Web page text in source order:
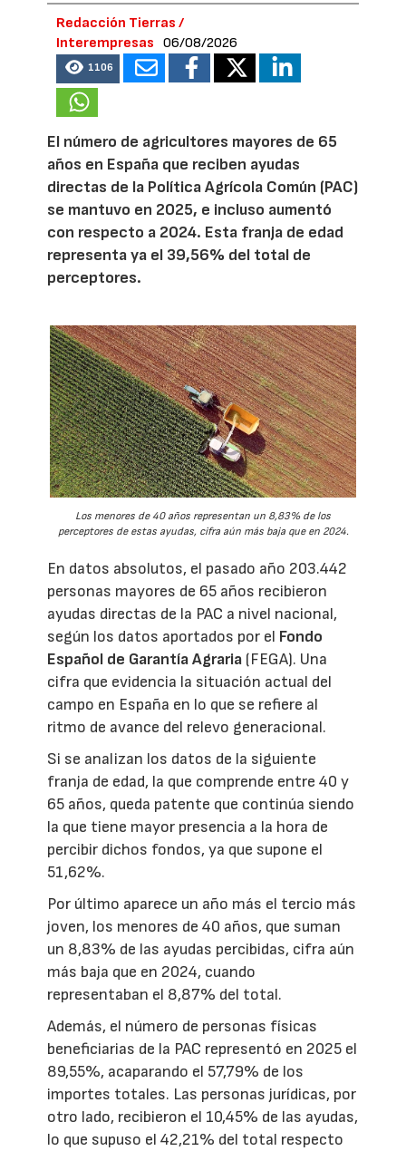
Redacción Tierras /
Interempresas
06/08/2026
1106
El número de agricultores mayores de 65
años en España que reciben ayudas
directas de la Política Agrícola Común (PAC)
se mantuvo en 2025, e incluso aumentó
con respecto a 2024. Esta franja de edad
representa ya el 39,56% del total de
perceptores.
Los menores de 40 años representan un 8,83% de los
perceptores de estas ayudas, cifra aún más baja que en 2024.
En datos absolutos, el pasado año 203.442
personas mayores de 65 años recibieron
ayudas directas de la PAC a nivel nacional,
según los datos aportados por el Fondo
Español de Garantía Agraria (FEGA). Una
cifra que evidencia la situación actual del
campo en España en lo que se refiere al
ritmo de avance del relevo generacional.
Si se analizan los datos de la siguiente
franja de edad, la que comprende entre 40 y
65 años, queda patente que continúa siendo
la que tiene mayor presencia a la hora de
percibir dichos fondos, ya que supone el
51,62%.
Por último aparece un año más el tercio más
joven, los menores de 40 años, que suman
un 8,83% de las ayudas percibidas, cifra aún
más baja que en 2024, cuando
representaban el 8,87% del total.
Además, el número de personas físicas
beneficiarias de la PAC representó en 2025 el
89,55%, acaparando el 57,79% de los
importes totales. Las personas jurídicas, por
otro lado, recibieron el 10,45% de las ayudas,
lo que supuso el 42,21% del total respecto